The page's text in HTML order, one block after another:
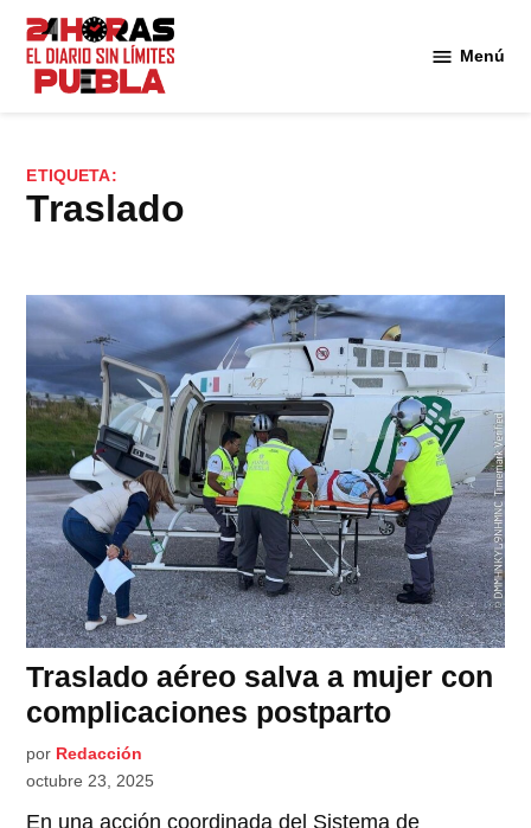
Saltar
contenido
Menú
ETIQUETA:
traslado
Traslado aéreo salva a mujer con
complicaciones postparto
por Redacción
octubre 23, 2025
En una acción coordinada del Sistema de